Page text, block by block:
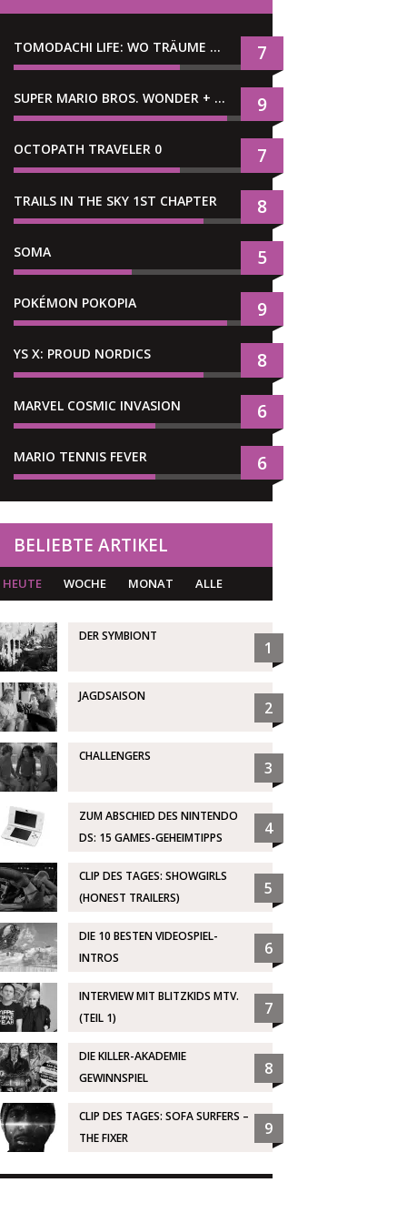
TOMODACHI LIFE: WO TRÄUME WAHR WERDEN 7
SUPER MARIO BROS. WONDER + GEMEINSAM IM BELLABEL-PARK 9
OCTOPATH TRAVELER 0 7
TRAILS IN THE SKY 1ST CHAPTER 8
SOMA 5
POKÉMON POKOPIA 9
YS X: PROUD NORDICS 8
MARVEL COSMIC INVASION 6
MARIO TENNIS FEVER 6
BELIEBTE ARTIKEL
HEUTE WOCHE MONAT ALLE
DER SYMBIONT
1
JAGDSAISON
2
CHALLENGERS
3
ZUM ABSCHIED DES NINTENDO
DS: 15 GAMES-GEHEIMTIPPS
4
CLIP DES TAGES: SHOWGIRLS
(HONEST TRAILERS)
5
DIE 10 BESTEN VIDEOSPIEL-
INTROS
6
INTERVIEW MIT BLITZKIDS MTV.
(TEIL 1)
7
DIE KILLER-AKADEMIE
GEWINNSPIEL
8
CLIP DES TAGES: SOFA SURFERS –
THE FIXER
9